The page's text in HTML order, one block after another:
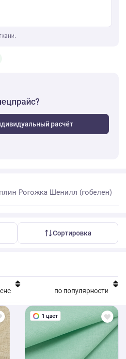
расчёт
Рогожка Шенилл (гобелен)
Сортировка
по популярности
1 цвет